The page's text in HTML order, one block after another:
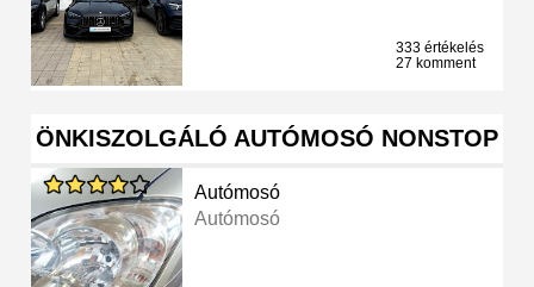
333 értékelés
27 komment
ÖNKISZOLGÁLÓ AUTÓMOSÓ NONSTOP
Autómosó
Autómosó